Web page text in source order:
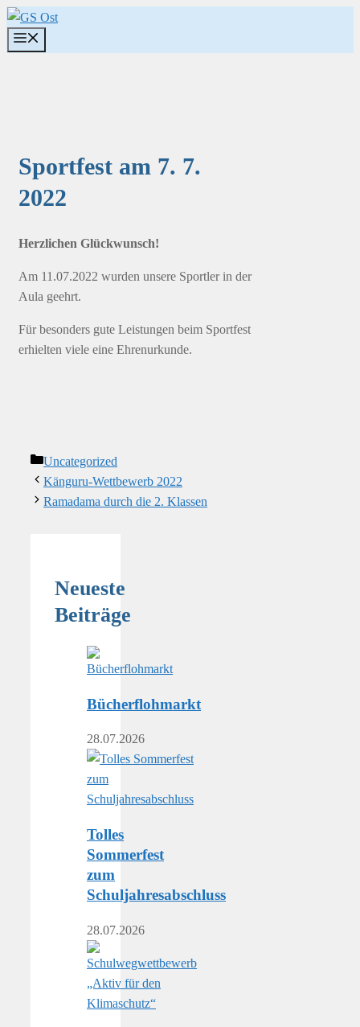
Zum
Inhalt
springen
Sportfest am 7. 7.
2022
Herzlichen Glückwunsch!
Am 11.07.2022 wurden unsere Sportler in der
Aula geehrt.
Für besonders gute Leistungen beim Sportfest
erhielten viele eine Ehrenurkunde.
Kategorien
Uncategorized
Känguru-Wettbewerb 2022
Ramadama durch die 2. Klassen
Neueste
Beiträge
Bücherflohmarkt
28.07.2026
Tolles
Sommerfest
zum
Schuljahresabschluss
28.07.2026